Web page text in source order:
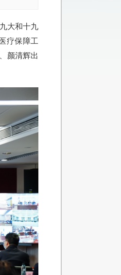
大和十九
疗保障工
颜清辉出